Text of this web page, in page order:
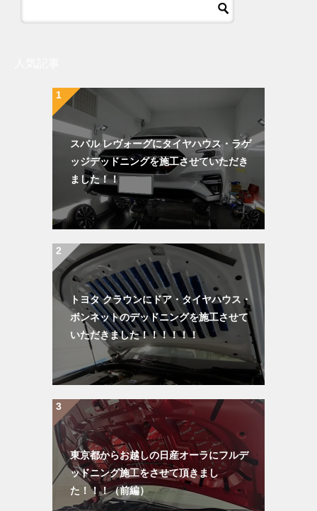
スバル レヴォーグにタイヤハウス・ラゲ
ッジデッドニングを施工させていただき
ました！！
トヨタ クラウンにドア・タイヤハウス・
ボンネットのデッドニングを施工させて
いただきました！！！！！！
東京都からお越しの日産オーラにフルデ
ッドニング施工をさせて頂きまし
た！！！（前編）